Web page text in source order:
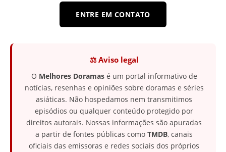
ENTRE EM CONTATO
⚖️ Aviso legal
O Melhores Doramasé um portal informativo de
notícias, resenhas e opiniões sobre doramas e séries
asiáticas. Não hospedamos nem transmitimos
episódios ou qualquer conteúdo protegido por
direitos autorais. Nossas informações são apuradas
a partir de fontes públicas como TMDB, canais
oficiais das emissoras e redes sociais dos próprios